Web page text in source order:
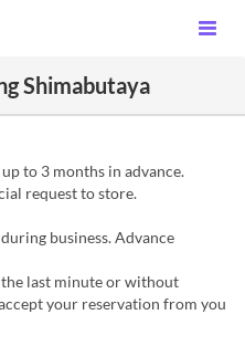
Shimabutaya
to 3 months in advance.
request to store.
business. Advance
the last minute or without
your reservation from you